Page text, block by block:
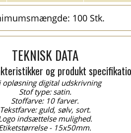
100 Stk.
TEKNISK DATA
og produkt
opløsning digital udskrivning
Stof type: satin.
Stoffarve: 10 farver.
Tekstfarve: guld, sølv, sort.
indsættelse mulighed.
- 15x50mm.